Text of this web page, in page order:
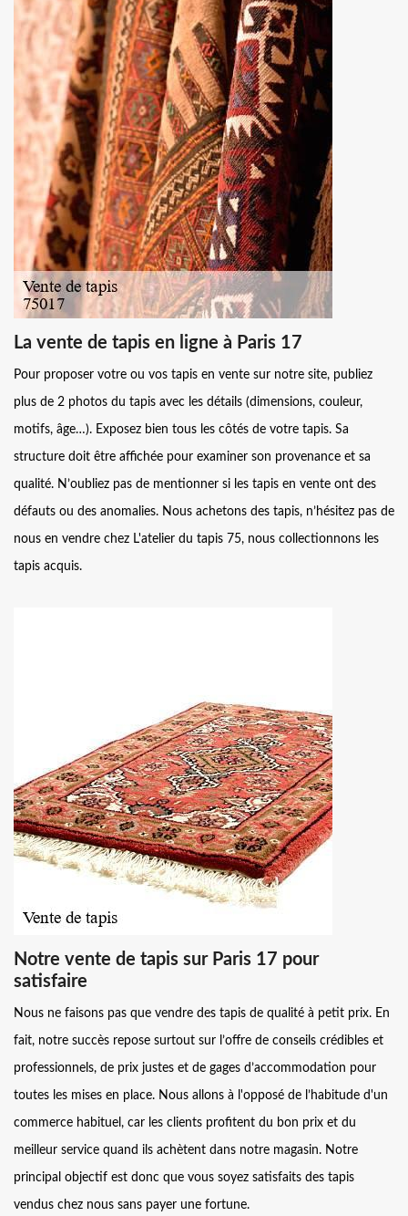
La vente de tapis en ligne à Paris 17
Pour proposer votre ou vos tapis en vente sur notre site, publiez
plus de 2 photos du tapis avec les détails (dimensions, couleur,
motifs, âge…). Exposez bien tous les côtés de votre tapis. Sa
structure doit être affichée pour examiner son provenance et sa
qualité. N’oubliez pas de mentionner si les tapis en vente ont des
défauts ou des anomalies. Nous achetons des tapis, n’hésitez pas de
nous en vendre chez L'atelier du tapis 75, nous collectionnons les
tapis acquis.
Notre vente de tapis sur Paris 17 pour
satisfaire
Nous ne faisons pas que vendre des tapis de qualité à petit prix. En
fait, notre succès repose surtout sur l’offre de conseils crédibles et
professionnels, de prix justes et de gages d’accommodation pour
toutes les mises en place. Nous allons à l'opposé de l’habitude d'un
commerce habituel, car les clients profitent du bon prix et du
meilleur service quand ils achètent dans notre magasin. Notre
principal objectif est donc que vous soyez satisfaits des tapis
vendus chez nous sans payer une fortune.